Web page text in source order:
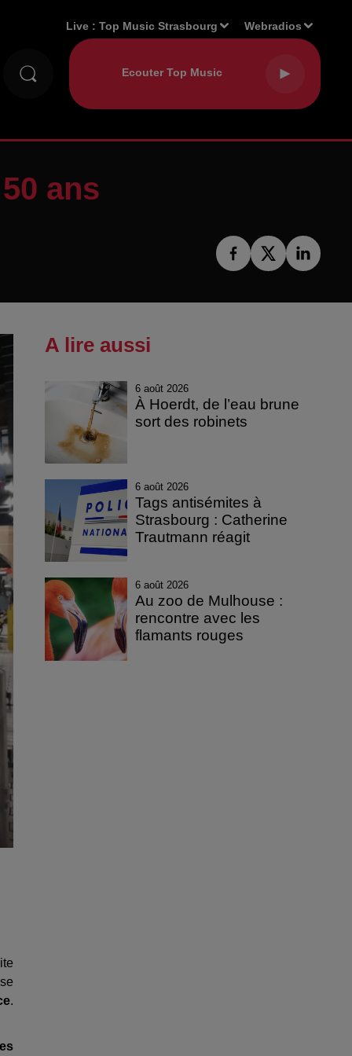
Live :Top Music Strasbourg Webradios
ans
.
A lire aussi
6 août 2026
À Hoerdt, de l’eau brune
sort des robinets
6 août 2026
Tags antisémites à
Strasbourg : Catherine
Trautmann réagit
6 août 2026
Au zoo de Mulhouse :
rencontre avec les
flamants rouges